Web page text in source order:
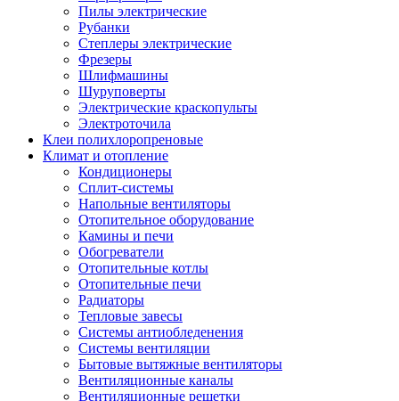
Пилы электрические
Рубанки
Степлеры электрические
Фрезеры
Шлифмашины
Шуруповерты
Электрические краскопульты
Электроточила
Клеи полихлоропреновые
Климат и отопление
Кондиционеры
Сплит-системы
Напольные вентиляторы
Отопительное оборудование
Камины и печи
Обогреватели
Отопительные котлы
Отопительные печи
Радиаторы
Тепловые завесы
Системы антиобледенения
Системы вентиляции
Бытовые вытяжные вентиляторы
Вентиляционные каналы
Вентиляционные решетки